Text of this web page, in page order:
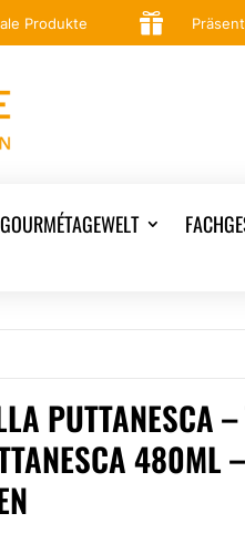
Produkte 
GOURMÉTAGEWELT
PUTTANESCA
480ML